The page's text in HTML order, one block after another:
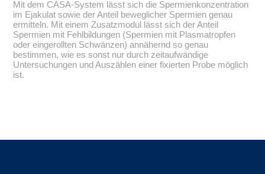
Mit dem CASA-System lässt sich die Spermienkonzentration
im Ejakulat sowie der Anteil beweglicher Spermien genau
ermitteln. Mit einem Zusatzmodul lässt sich der Anteil
Spermien mit Fehlbildungen (Spermien mit Plasmatropfen
oder eingerollten Schwänzen) annähernd so genau
bestimmen, wie es sonst nur durch zeitaufwändige
Untersuchungen und Auszählen einer fixierten Probe möglich
ist.